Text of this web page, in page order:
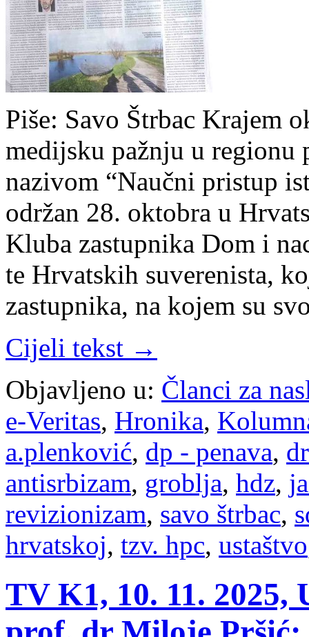
Piše: Savo Štrbac Krajem
medijsku pažnju u
nazivom “Naučni pristup
održan 28. oktobra u
Kluba zastupnika Dom i
te Hrvatskih suverenista,
zastupnika, na kojem su
Cijeli tekst →
Objavljeno u: Članci za
e-Veritas, Hronika,
a.plenković, dp - penava,
antisrbizam, groblja, hdz,
revizionizam, savo štrbac,
hrvatskoj, tzv. hpc, ustaštvo
TV K1, 10. 11. 2025,